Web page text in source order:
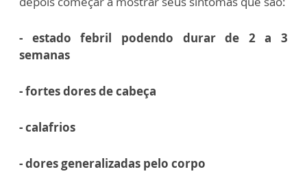
- estado febril podendo durar de 2 a 3
semanas
- fortes dores de cabeça
- calafrios
- dores generalizadas pelo corpo